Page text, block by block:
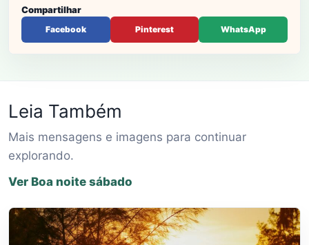
Compartilhar
Facebook Pinterest WhatsApp
Leia Também
Mais mensagens e imagens para continuar
explorando.
Ver Boa noite sábado